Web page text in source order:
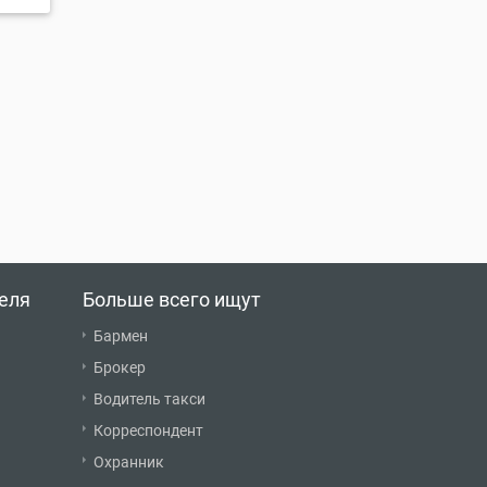
Больше всего ищут
Бармен
Брокер
Водитель такси
Корреспондент
Охранник